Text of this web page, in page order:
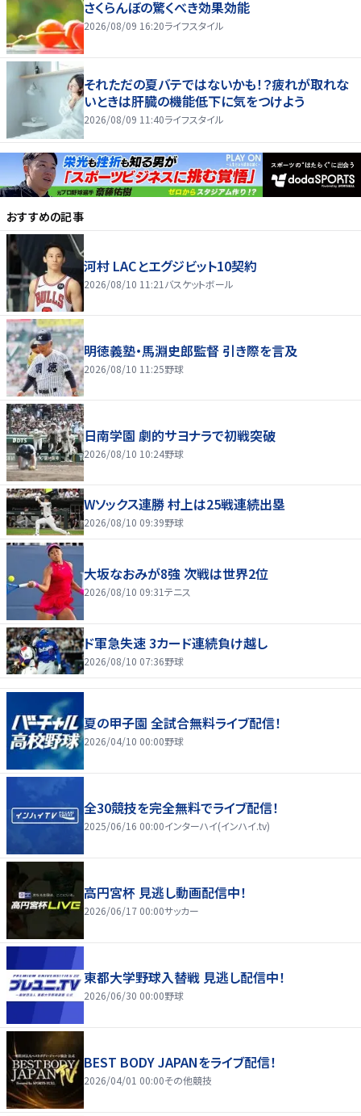
さくらんぼの驚くべき効果効能
2026/08/09 16:20ライフスタイル
それただの夏バテではないかも！？疲れが取れな
いときは肝臓の機能低下に気をつけよう
2026/08/09 11:40ライフスタイル
おすすめの記事
河村 LACとエグジビット10契約
2026/08/10 11:21 バスケットボール
明徳義塾・馬淵史郎監督 引き際を言及
2026/08/10 11:25野球
日南学園 劇的サヨナラで初戦突破
2026/08/10 10:24野球
Wソックス連勝 村上は25戦連続出塁
2026/08/10 09:39野球
大坂なおみが8強 次戦は世界2位
2026/08/10 09:31テニス
ド軍急失速 3カード連続負け越し
2026/08/10 07:36野球
夏の甲子園 全試合無料ライブ配信！
2026/04/10 00:00野球
全30競技を完全無料でライブ配信！
2025/06/16 00:00インターハイ(インハイ.tv)
高円宮杯 見逃し動画配信中！
2026/06/17 00:00サッカー
東都大学野球入替戦 見逃し配信中！
2026/06/30 00:00野球
BEST BODY JAPANをライブ配信！
2026/04/01 00:00その他競技